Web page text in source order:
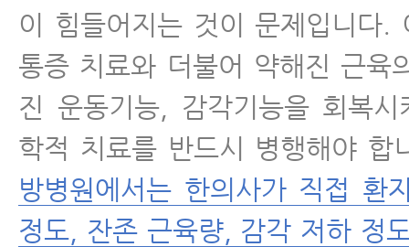
이 힘들어지는 것이 문제입니다.
통증 치료와 더불어 약해진 근육
진 운동기능, 감각기능을 회복시
학적 치료를 반드시 병행해야
방병원에서는 한의사가 직접 환
정도, 잔존 근육량, 감각 저하 정